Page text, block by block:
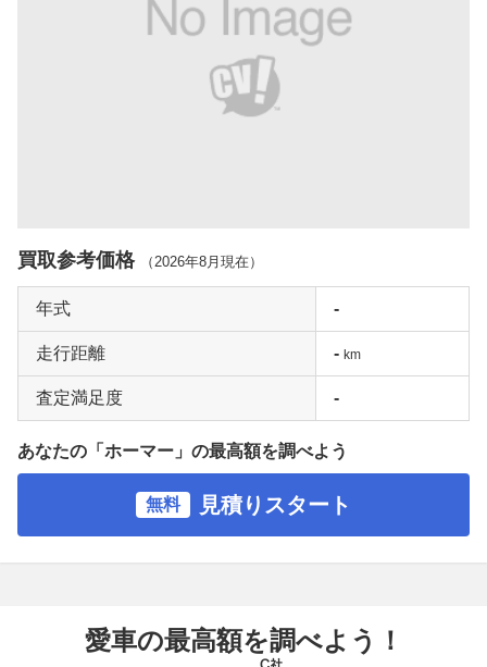
買取参考価格 （2026年8月 現在）
年式 -
走行距離 - km
査定満足度 -
あなたの「ホーマー」の最高額を調べよう
無料 見積りスタート
愛車の最高額を調べよう！